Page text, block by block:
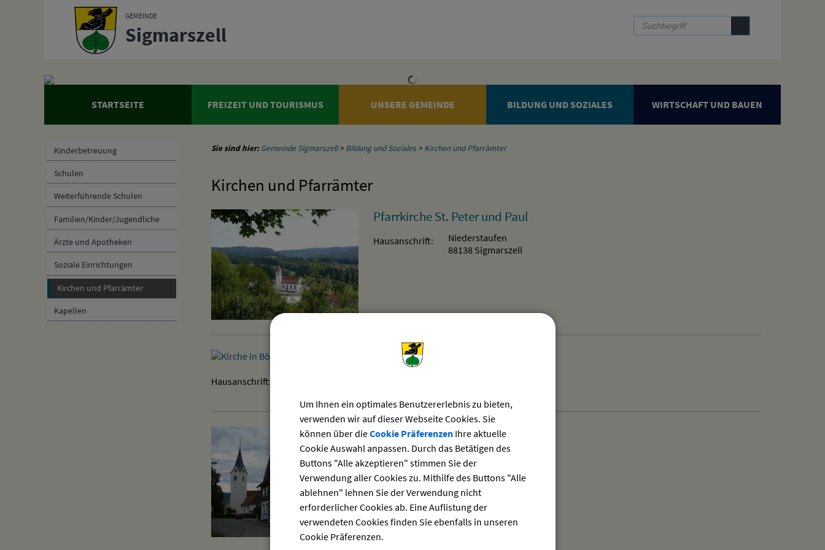
zur Navigationoder
GEMEINDE
Sigmarszell
STARTSEITE FREIZEIT UND TOURISMUS UNSERE GEMEINDE BILDUNG UND SOZIALES WIRTSCHAFT UND BAUEN
Kinderbetreuung
Schulen
Weiterführende Schulen
Familien/Kinder/Jugendliche
Ärzte und Apotheken
Soziale Einrichtungen
Kirchen und Pfarrämter
Kapellen
Sie sind hier: Gemeinde Sigmarszell>Bildung und Soziales >Kirchen und Pfarrämter
Kirchen und Pfarrämter
Pfarrkirche St. Peter und Paul
Hausanschrift:
Niederstaufen
88138 Sigmarszell
Pfarrkirche St. Nikolaus
Hausanschrift:
Pfarrkirche St. Gallus
Hausanschrift: 88138 Sigmarszell
Um Ihnen ein optimales Benutzererlebnis zu bieten,
verwenden wir auf dieser Webseite Cookies. Sie
können über dieCookie PräferenzenIhre aktuelle
Cookie Auswahl anpassen. Durch das Betätigen des
Buttons "Alle akzeptieren" stimmen Sie der
Verwendung aller Cookies zu. Mithilfe des Buttons "Alle
ablehnen" lehnen Sie der Verwendung nicht
erforderlicher Cookies ab. Eine Auflistung der
verwendeten Cookies finden Sie ebenfalls in unseren
Cookie Präferenzen.